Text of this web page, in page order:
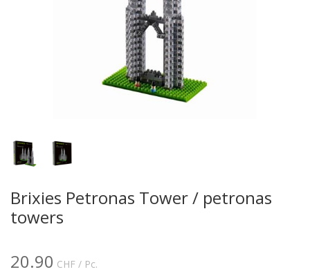
Brixies Petronas Tower / petronas
towers
20.90 CHF / Pc.